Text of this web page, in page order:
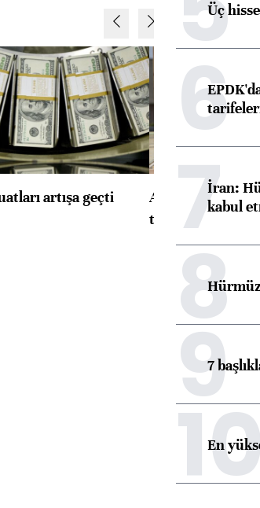
artışa geçti
ABD'de konut
toparlandı
Üç
6
7İran:
kabul
8
9
7
En